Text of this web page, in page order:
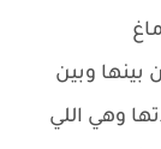
بينها وبين
وهي اللي